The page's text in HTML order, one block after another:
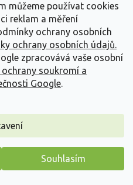
můžeme používat cookies
reklam a měření
ochrany osobních
ochrany osobních údajů.
zpracovává vaše osobní
soukromí a
Google.
Souhlasím
malý dárek